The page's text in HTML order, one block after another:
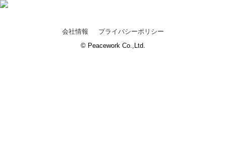
会社情報
プライバシーポリシー
© Peacework Co.,Ltd.